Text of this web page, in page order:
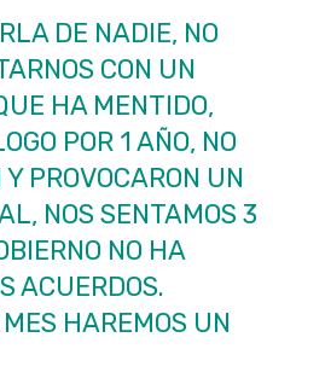
DE NADIE, NO
CON UN
HA MENTIDO,
POR 1 AÑO, NO
PROVOCARON UN
NOS SENTAMOS 3
NO HA
ACUERDOS.
HAREMOS UN